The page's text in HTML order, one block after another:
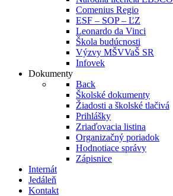
Comenius Regio
ESF – SOP – ĽZ
Leonardo da Vinci
Škola budúcnosti
Výzvy MŠVVaŠ SR
Infovek
Dokumenty
Back
Školské dokumenty
Žiadosti a školské tlačivá
Prihlášky
Zriaďovacia listina
Organizačný poriadok
Hodnotiace správy
Zápisnice
Internát
Jedáleň
Kontakt